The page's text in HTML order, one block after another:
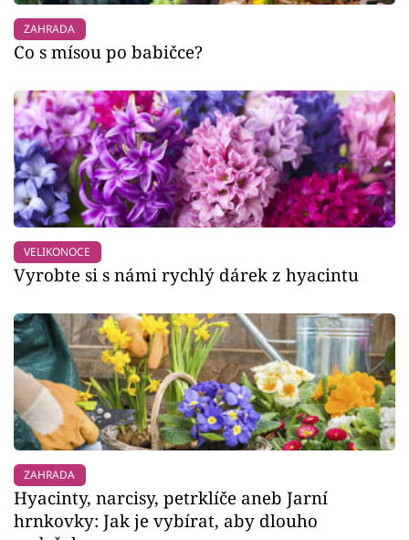
ZAHRADA
Co s mísou po babičce?
VELIKONOCE
Vyrobte si s námi rychlý dárek z hyacintu
ZAHRADA
Hyacinty, narcisy, petrklíče aneb Jarní
hrnkovky: Jak je vybírat, aby dlouho